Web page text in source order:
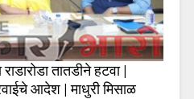
तातडीने हटवा |
आदेश | माधुरी मिसाळ